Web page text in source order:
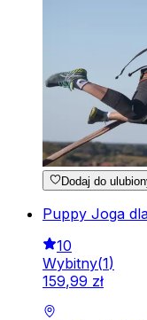
Dodaj do
Puppy Joga
10
Wybitny(1)
159,99 zł